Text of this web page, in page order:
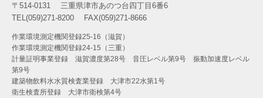
〒514-0131
三重県津市あのつ台四丁目6番6
TEL(059)271-8200
FAX(059)271-8666
作業環境測定機関登録25-16（滋賀）
作業環境測定機関登録24-15（三重）
計量証明事業登録 滋賀濃度第28号 音圧レベル第9号 振動加速度レベル
第9号
建築物飲料水水質検査業登録 大津市22水第1号
衛生検査所登録 大津市衛検第4号